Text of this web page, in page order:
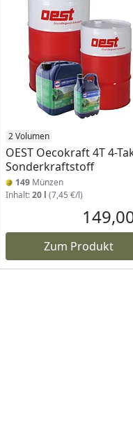
Preis
2 Volumen
OEST Oecokraft 4T 4-
Sonderkraftstoff
149 Münzen
Inhalt:20 l (7,45 €/l)
Zum Produkt